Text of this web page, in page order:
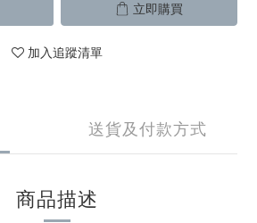
立即購買
加入追蹤清單
送貨及付款方式
商品描述